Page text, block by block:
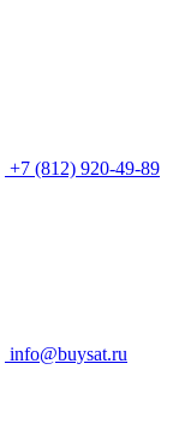
+7 (812) 920-49-89
info@buysat.ru